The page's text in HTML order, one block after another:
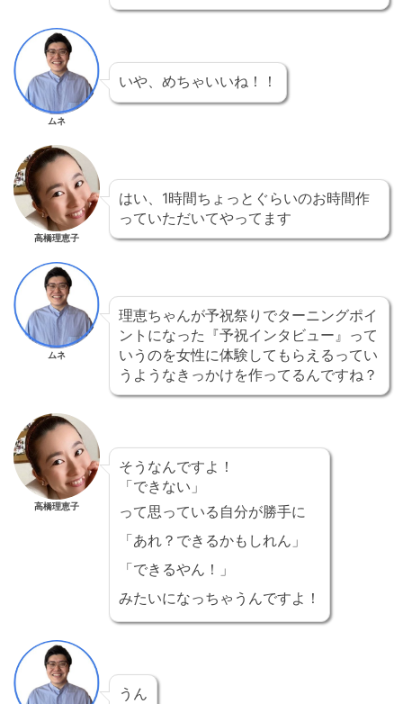
ムネ
いや、めちゃいいね！！
高橋理恵子
はい、1時間ちょっとぐらいのお時間作
っていただいてやってます
ムネ
理恵ちゃんが予祝祭りでターニングポイ
ントになった『予祝インタビュー』って
いうのを女性に体験してもらえるってい
うようなきっかけを作ってるんですね？
高橋理恵子
そうなんですよ！
「できない」
って思っている自分が勝手に
「あれ？できるかもしれん」
「できるやん！」
みたいになっちゃうんですよ！
うん